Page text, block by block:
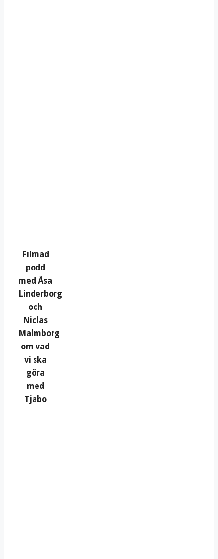
Filmad
podd
med Åsa
Linderborg
och
Niclas
Malmborg
om vad
vi ska
göra
med
Tjabo